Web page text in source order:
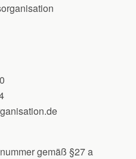
gemäß §27 a